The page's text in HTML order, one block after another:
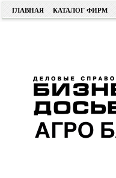
ГЛАВНАЯ КАТАЛОГ ФИРМ